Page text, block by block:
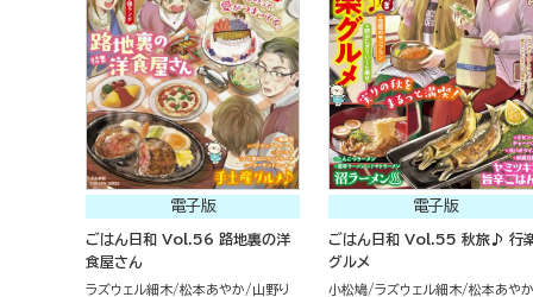
電子版
ごはん日和 Vol.56 路地裏の洋
食屋さん
ラズウェル細木 松本あやか
山野り
電子版
ごはん日和 Vol.55 秋旅♪ 行
グルメ
小松鳩 ラズウェル細木 松本あやか